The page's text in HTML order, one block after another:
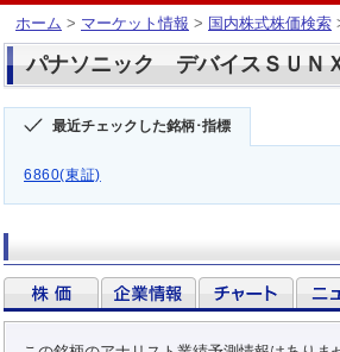
ホーム > マーケット情報 > 国内株式株価検索
パナソニック デバイスＳＵＮ
最近チェックした銘柄･指標
6860(東証)